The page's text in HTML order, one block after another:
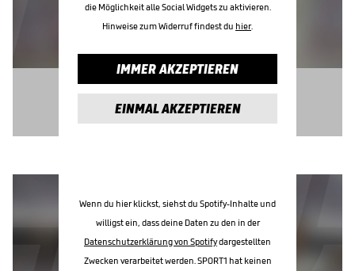
die Möglichkeit alle Social Widgets zu aktivieren.
Hinweise zum Widerruf findest du hier.
IMMER AKZEPTIEREN
EINMAL AKZEPTIEREN
Wenn du hier klickst, siehst du Spotify-Inhalte und
willigst ein, dass deine Daten zu den in der
Datenschutzerklärung von Spotifydargestellten
Zwecken verarbeitet werden. SPORT1 hat keinen